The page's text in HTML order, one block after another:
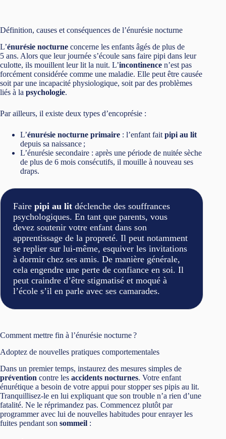
Définition, causes et conséquences de l’énurésie nocturne
L’énurésie nocturne concerne les enfants âgés de plus de
5 ans. Alors que leur journée s’écoule sans faire pipi dans leur
culotte, ils mouillent leur lit la nuit. L’incontinence n’est pas
forcément considérée comme une maladie. Elle peut être causée
soit par une incapacité physiologique, soit par des problèmes
liés à la psychologie.
Par ailleurs, il existe deux types d’encoprésie :
L’énurésie nocturne primaire : l’enfant fait pipi au lit
depuis sa naissance ;
L’énurésie secondaire : après une période de nuitée sèche
de plus de 6 mois consécutifs, il mouille à nouveau ses
draps.
Faire pipi au lit déclenche des souffrances
psychologiques. En tant que parents, vous
devez soutenir votre enfant dans son
apprentissage de la propreté. Il peut notamment
se replier sur lui-même, esquiver les invitations
à dormir chez ses amis. De manière générale,
cela engendre une perte de confiance en soi. Il
peut craindre d’être stigmatisé et moqué à
l’école s’il en parle avec ses camarades.
Comment mettre fin à l’énurésie nocturne ?
Adoptez de nouvelles pratiques comportementales
Dans un premier temps, instaurez des mesures simples de
prévention contre les accidents nocturnes. Votre enfant
énurétique a besoin de votre appui pour stopper ses pipis au lit.
Tranquillisez-le en lui expliquant que son trouble n’a rien d’une
fatalité. Ne le réprimandez pas. Commencez plutôt par
programmer avec lui de nouvelles habitudes pour enrayer les
fuites pendant son sommeil :